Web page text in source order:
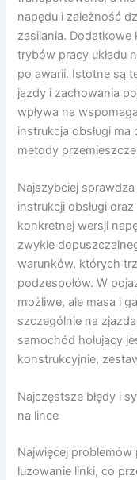
napędu i zależność
zasilania. Dodatkowe
trybów pracy układu
po awarii. Istotne są
jazdy i zachowania
wpływa na
instrukcja obsługi
metody
Najszybciej
instrukcji obsługi
konkretnej wersji
zwykle
warunków, których
podzespołów. W
możliwe, ale masa i
szczególnie na
samochód holujący
konstrukcyjnie,
Najczęstsze błędy i
na lince
Najwięcej
luzowanie linki, co